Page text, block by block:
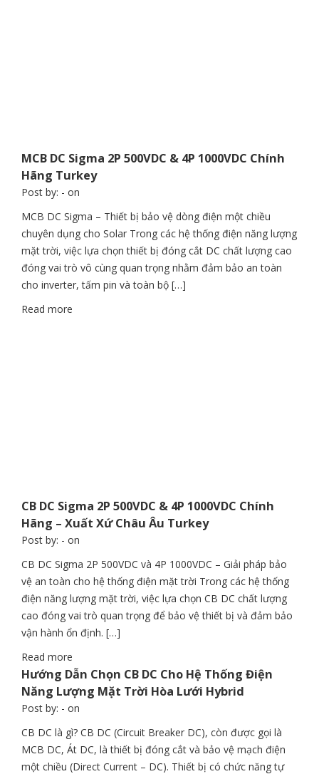
MCB DC Sigma 2P 500VDC & 4P 1000VDC Chính
Hãng Turkey
Post by: - on
MCB DC Sigma – Thiết bị bảo vệ dòng điện một chiều
chuyên dụng cho Solar Trong các hệ thống điện năng lượng
mặt trời, việc lựa chọn thiết bị đóng cắt DC chất lượng cao
đóng vai trò vô cùng quan trọng nhằm đảm bảo an toàn
cho inverter, tấm pin và toàn bộ […]
Read more
CB DC Sigma 2P 500VDC & 4P 1000VDC Chính
Hãng – Xuất Xứ Châu Âu Turkey
Post by: - on
CB DC Sigma 2P 500VDC và 4P 1000VDC – Giải pháp bảo
vệ an toàn cho hệ thống điện mặt trời Trong các hệ thống
điện năng lượng mặt trời, việc lựa chọn CB DC chất lượng
cao đóng vai trò quan trọng để bảo vệ thiết bị và đảm bảo
vận hành ổn định. […]
Read more
Hướng Dẫn Chọn CB DC Cho Hệ Thống Điện
Năng Lượng Mặt Trời Hòa Lưới Hybrid
Post by: - on
CB DC là gì? CB DC (Circuit Breaker DC), còn được gọi là
MCB DC, Át DC, là thiết bị đóng cắt và bảo vệ mạch điện
một chiều (Direct Current – DC). Thiết bị có chức năng tự